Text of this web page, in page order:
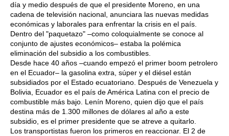
día y medio después de que el presidente Moreno, en una
cadena de televisión nacional, anunciara las nuevas medidas
económicas y laborales para enfrentar la crisis en el país.
Dentro del "paquetazo" –como coloquialmente se conoce al
conjunto de ajustes económicos– estaba la polémica
eliminación del subsidio a los combustibles.
Desde hace 40 años –cuando empezó el primer boom petrolero
en el Ecuador– la gasolina extra, súper y el diésel están
subsidiados por el Estado ecuatoriano. Después de Venezuela y
Bolivia, Ecuador es el país de América Latina con el precio de
combustible más bajo. Lenín Moreno, quien dijo que el país
destina más de 1.300 millones de dólares al año a este
subsidio, es el primer presidente que se atreve a quitarlo.
Los transportistas fueron los primeros en reaccionar. El 2 de